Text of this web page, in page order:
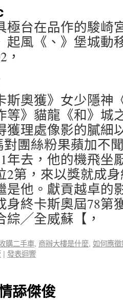
極台在品作的駿崎
起風《、》堡城動
斯奧獲》女少隱神
等》貓龍《和》城
獲理處像影的膩細
團絲粉果蘋加不
年去，他的機飛坐
2第，來以獎就成
是他。獻貢越卓的
身終卡斯奧屆78第
綜╱全威蘇【，
購二手車, 商辦大樓是什麼, 如何應
| 發表迴響
舔傑俊